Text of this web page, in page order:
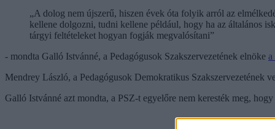
„A dolog nem újszerű, hiszen évek óta folyik arról az
kellene dolgozni, tudni kellene például, hogy ha az általános
tárgyi feltételeket hogyan fogják megvalósítani”
- mondta Galló Istvánné, a Pedagógusok Szakszervezetének elnöke a
Mendrey László, a Pedagógusok Demokratikus Szakszervezetének
Galló Istvánné azt mondta, a PSZ-t egyelőre nem keresték meg,